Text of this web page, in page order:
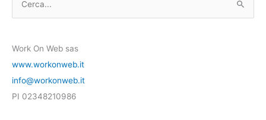
c
a
:
Work On Web sas
www.workonweb.it
info@workonweb.it
PI 02348210986